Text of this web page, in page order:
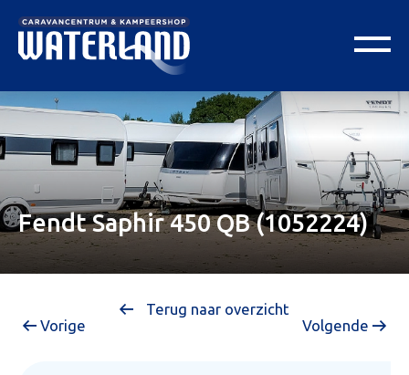
Fendt Saphir 450 QB (1052224)
Terug naar overzicht
Vorige
Volgende